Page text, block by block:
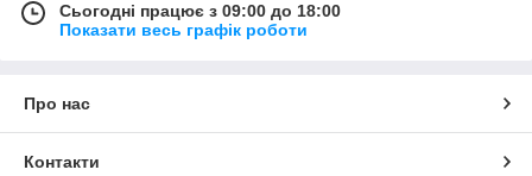
Сьогодні працює з 09:00 до 18:00
Показати весь графік роботи
Про нас
Контакти